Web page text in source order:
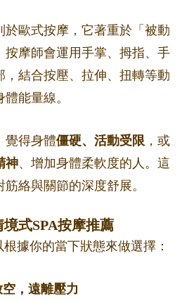
於歐式按摩，它著重於「被動
按摩師會運用手掌、拇指、手
，結合按壓、拉伸、扭轉等動
能量線。
覺得身體僵硬、活動受限 ，或
神、增加身體柔軟度的人。這
筋絡與關節的深度舒展。
式SPA按摩推薦
據你的當下狀態來做選擇：
，遠離壓力